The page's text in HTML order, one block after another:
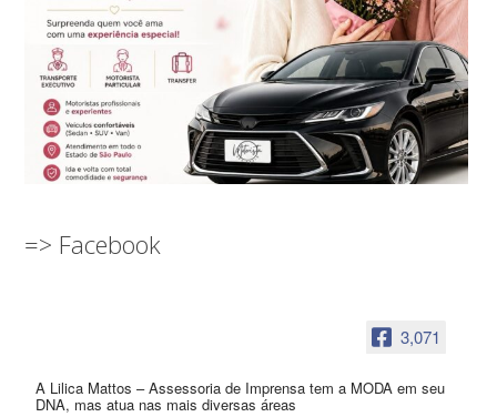
=> Facebook
3,071
A Lilica Mattos – Assessoria de Imprensa tem a MODA em seu
DNA, mas atua nas mais diversas áreas